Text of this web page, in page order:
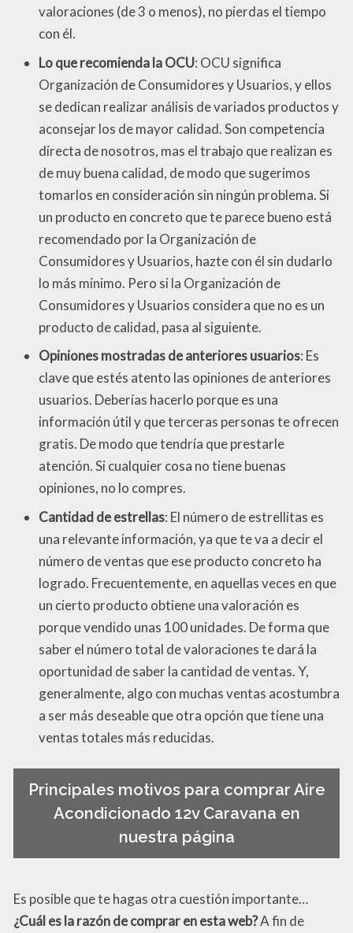
valoraciones (de 3 o menos), no pierdas el tiempo
con él.
Lo que recomienda la OCU: OCU significa
Organización de Consumidores y Usuarios, y ellos
se dedican realizar análisis de variados productos y
aconsejar los de mayor calidad. Son competencia
directa de nosotros, mas el trabajo que realizan es
de muy buena calidad, de modo que sugerimos
tomarlos en consideración sin ningún problema. Si
un producto en concreto que te parece bueno está
recomendado por la Organización de
Consumidores y Usuarios, hazte con él sin dudarlo
lo más mínimo. Pero si la Organización de
Consumidores y Usuarios considera que no es un
producto de calidad, pasa al siguiente.
Opiniones mostradas de anteriores usuarios: Es
clave que estés atento las opiniones de anteriores
usuarios. Deberías hacerlo porque es una
información útil y que terceras personas te ofrecen
gratis. De modo que tendría que prestarle
atención. Si cualquier cosa no tiene buenas
opiniones, no lo compres.
Cantidad de estrellas: El número de estrellitas es
una relevante información, ya que te va a decir el
número de ventas que ese producto concreto ha
logrado. Frecuentemente, en aquellas veces en que
un cierto producto obtiene una valoración es
porque vendido unas 100 unidades. De forma que
saber el número total de valoraciones te dará la
oportunidad de saber la cantidad de ventas. Y,
generalmente, algo con muchas ventas acostumbra
a ser más deseable que otra opción que tiene una
ventas totales más reducidas.
Principales motivos para comprar Aire
Acondicionado 12v Caravana en
nuestra página
Es posible que te hagas otra cuestión importante…
¿Cuál es la razón de comprar en esta web?A fin de